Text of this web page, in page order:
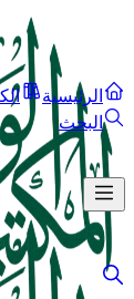
الرئيسية
البحث